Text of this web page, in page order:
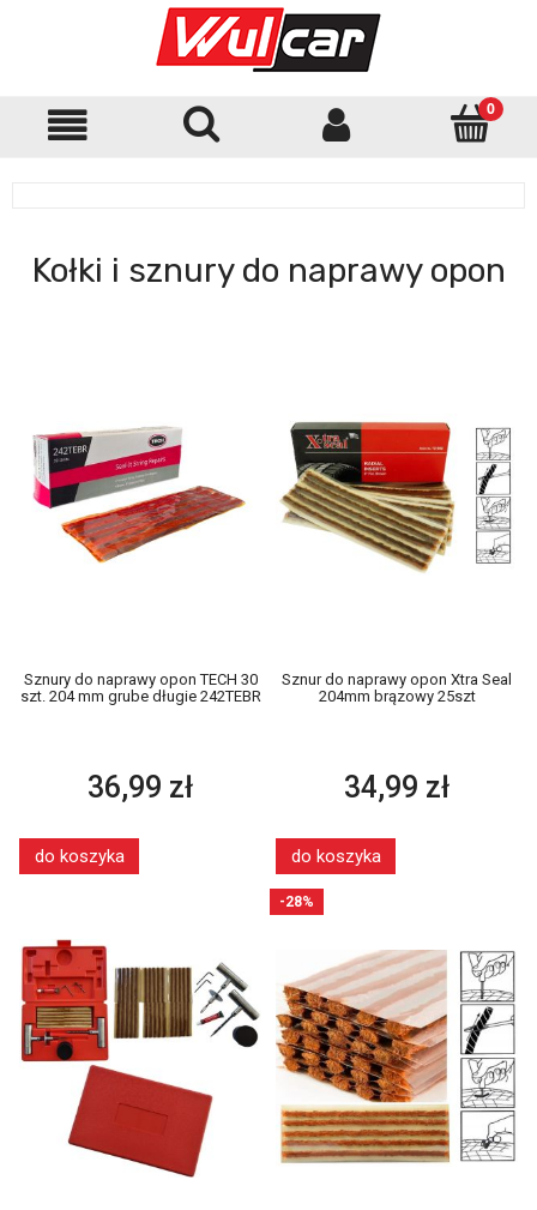
Kołki i sznury do naprawy opon
Sznury do naprawy opon TECH 30
szt. 204 mm grube długie 242TEBR
36,99 zł
do koszyka
Sznur do naprawy opon Xtra Seal
204mm brązowy 25szt
34,99 zł
do koszyka
-28%